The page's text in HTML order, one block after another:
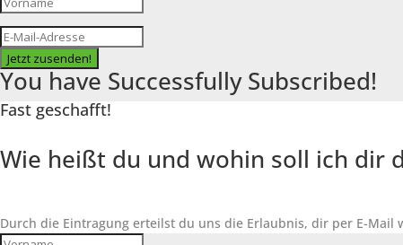
Jetzt zusenden!
You have Successfully Subscribed!
Fast geschafft!
Wie heißt du und wohin soll ich dir
Durch die Eintragung erteilst du uns die Erlaubnis, dir per E-Mail